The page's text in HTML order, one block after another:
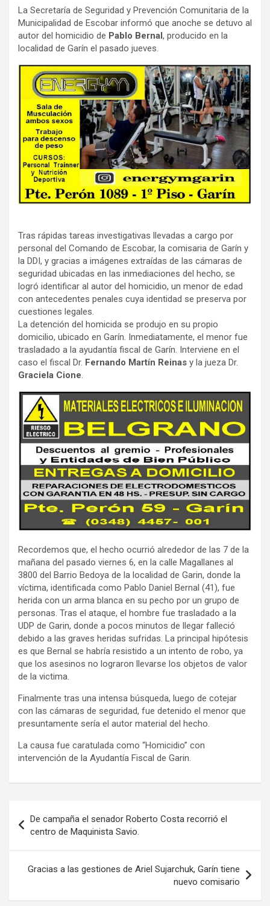
La Secretaría de Seguridad y Prevención Comunitaria de la
Municipalidad de Escobar informó que anoche se detuvo al
autor del homicidio de Pablo Bernal, producido en la
localidad de Garín el pasado jueves.
Tras rápidas tareas investigativas llevadas a cargo por
personal del Comando de Escobar, la comisaria de Garín y
la DDI, y gracias a imágenes extraídas de las cámaras de
seguridad ubicadas en las inmediaciones del hecho, se
logró identificar al autor del homicidio, un menor de edad
con antecedentes penales cuya identidad se preserva por
cuestiones legales.
La detención del homicida se produjo en su propio
domicilio, ubicado en Garín. Inmediatamente, el menor fue
trasladado a la ayudantía fiscal de Garín. Interviene en el
caso el fiscal Dr. Fernando Martín Reinas y la jueza Dr.
Graciela Cione.
Recordemos que, el hecho ocurrió alrededor de las 7 de la
mañana del pasado viernes 6, en la calle Magallanes al
3800 del Barrio Bedoya de la localidad de Garin, donde la
víctima, identificada como Pablo Daniel Bernal (41), fue
herida con un arma blanca en su pecho por un grupo de
personas. Tras el ataque, el hombre fue trasladado a la
UDP de Garin, donde a pocos minutos de llegar falleció
debido a las graves heridas sufridas. La principal hipótesis
es que Bernal se habría resistido a un intento de robo, ya
que los asesinos no lograron llevarse los objetos de valor
de la victima.
Finalmente tras una intensa búsqueda, luego de cotejar
con las cámaras de seguridad, fue detenido el menor que
presuntamente sería el autor material del hecho.
La causa fue caratulada como “Homicidio” con
intervención de la Ayudantía Fiscal de Garin.
de
entradas
De campaña el senador Roberto Costa recorrió el
centro de Maquinista Savio.
Gracias a las gestiones de Ariel Sujarchuk, Garín tiene
nuevo comisario